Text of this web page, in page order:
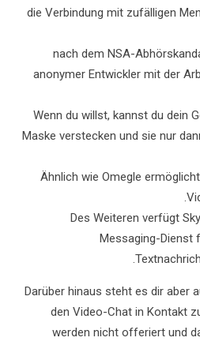
die Verbindung mit zufälligen
2013 – nach dem NSA-
anonymer Entwickler mit der
Wenn du willst, kannst du dein
Maske verstecken und sie nur
Ähnlich wie Omegle
Des Weiteren verfügt
Messaging-Dienst
Darüber hinaus steht es dir aber
den Video-Chat in Kontakt
werden nicht offeriert und